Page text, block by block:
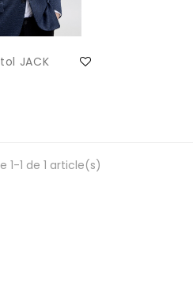
JACK
1-1 de 1 article(s)